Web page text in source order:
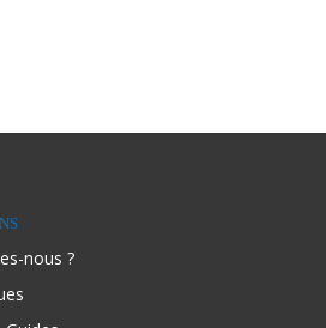
nous ?